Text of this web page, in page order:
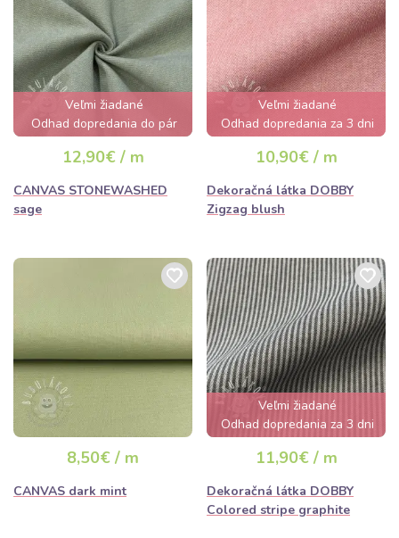
Veľmi žiadané
Odhad dopredania do pár
hodín
12,90€ / m
CANVAS STONEWASHED
sage
Veľmi žiadané
Odhad dopredania za 3 dni
10,90€ / m
Dekoračná látka DOBBY
Zigzag blush
8,50€ / m
CANVAS dark mint
Veľmi žiadané
Odhad dopredania za 3 dni
11,90€ / m
Dekoračná látka DOBBY
Colored stripe graphite